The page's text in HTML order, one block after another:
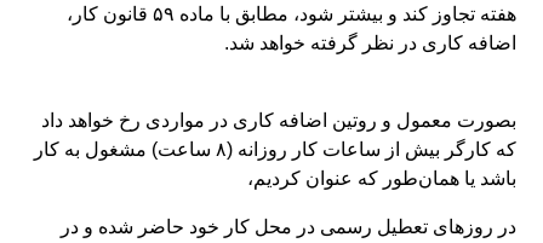
هفته تجاوز کند و بیشتر شود، مطابق با ماده ۵۹ قانون کار،
اضافه کاری در نظر گرفته خواهد شد.
بصورت معمول و روتین اضافه کاری در مواردی رخ خواهد داد
که کارگر بیش از ساعات کار روزانه (۸ ساعت) مشغول به کار
باشد یا همان‌طور که عنوان کردیم،
در روزهای تعطیل رسمی در محل کار خود حاضر شده و در